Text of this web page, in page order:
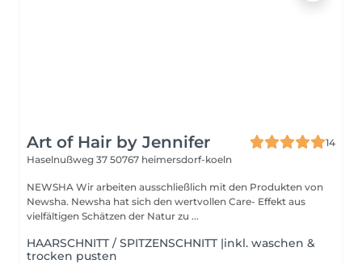
Art of Hair by Jennifer
14
Haselnußweg 37 50767 heimersdorf-koeln
NEWSHA Wir arbeiten ausschließlich mit den Produkten von
Newsha. Newsha hat sich den wertvollen Care- Effekt aus
vielfältigen Schätzen der Natur zu ...
HAARSCHNITT / SPITZENSCHNITT |inkl. waschen &
trocken pusten